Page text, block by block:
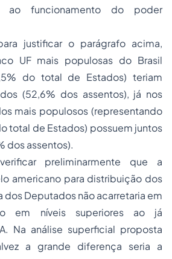
ao funcionamento do poder
justificar o parágrafo acima,
UF mais populosas do Brasil
do total de Estados) teriam
(52,6% dos assentos), já nos
mais populosos (representando
total de Estados) possuem juntos
dos assentos).
preliminarmente que a
americano para distribuição dos
dos Deputados não acarretaria em
em níveis superiores ao já
Na análise superficial proposta
a grande diferença seria a